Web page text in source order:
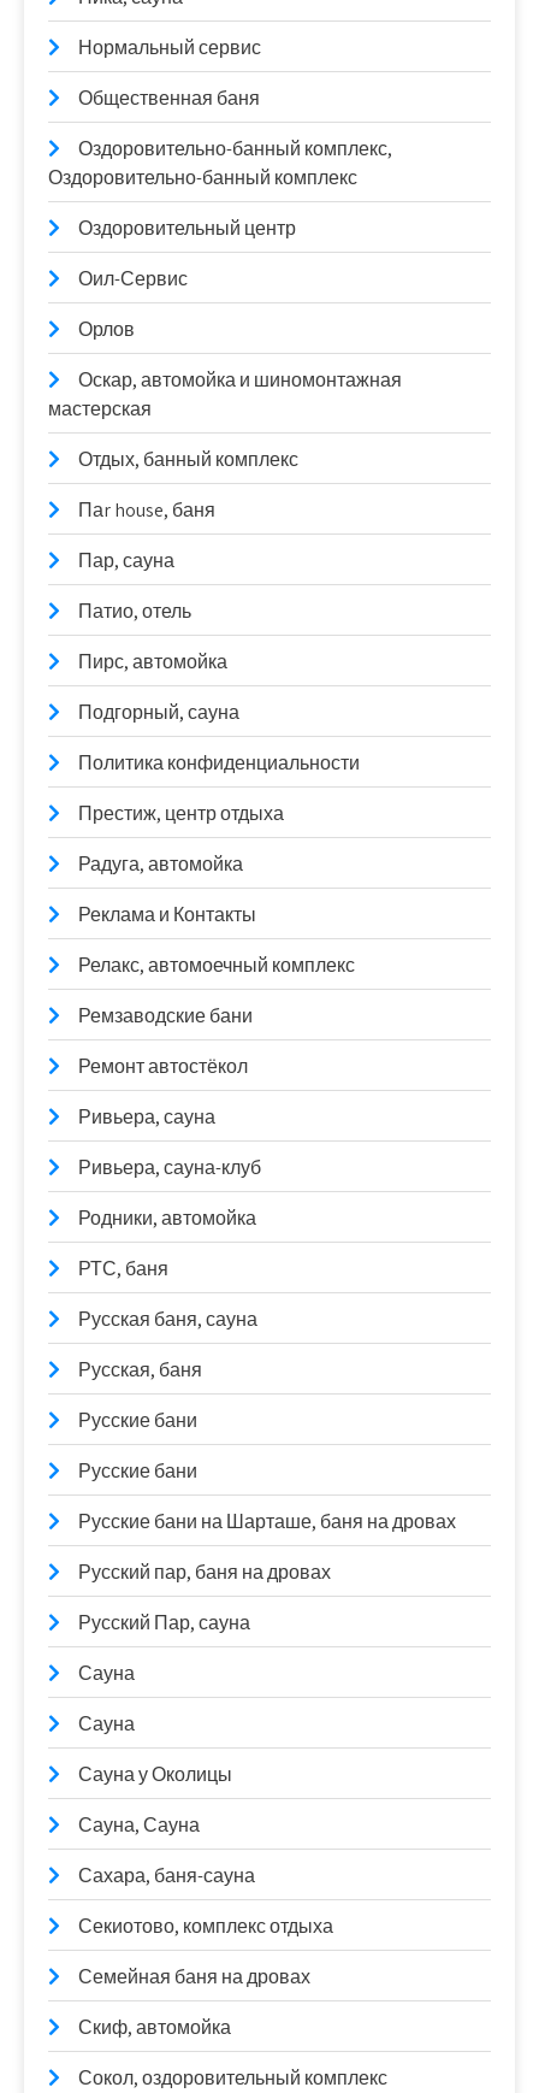
Нормальный сервис
Общественная баня
Оздоровительно-банный комплекс,
Оздоровительно-банный комплекс
Оздоровительный центр
Оил-Сервис
Орлов
Оскар, автомойка и шиномонтажная
мастерская
Отдых, банный комплекс
Паr house, баня
Пар, сауна
Патио, отель
Пирс, автомойка
Подгорный, сауна
Политика конфиденциальности
Престиж, центр отдыха
Радуга, автомойка
Реклама и Контакты
Релакс, автомоечный комплекс
Ремзаводские бани
Ремонт автостёкол
Ривьера, сауна
Ривьера, сауна-клуб
Родники, автомойка
РТС, баня
Русская баня, сауна
Русская, баня
Русские бани
Русские бани
Русские бани на Шарташе, баня на дровах
Русский пар, баня на дровах
Русский Пар, сауна
Сауна
Сауна
Сауна у Околицы
Сауна, Сауна
Сахара, баня-сауна
Секиотово, комплекс отдыха
Семейная баня на дровах
Скиф, автомойка
Сокол, оздоровительный комплекс